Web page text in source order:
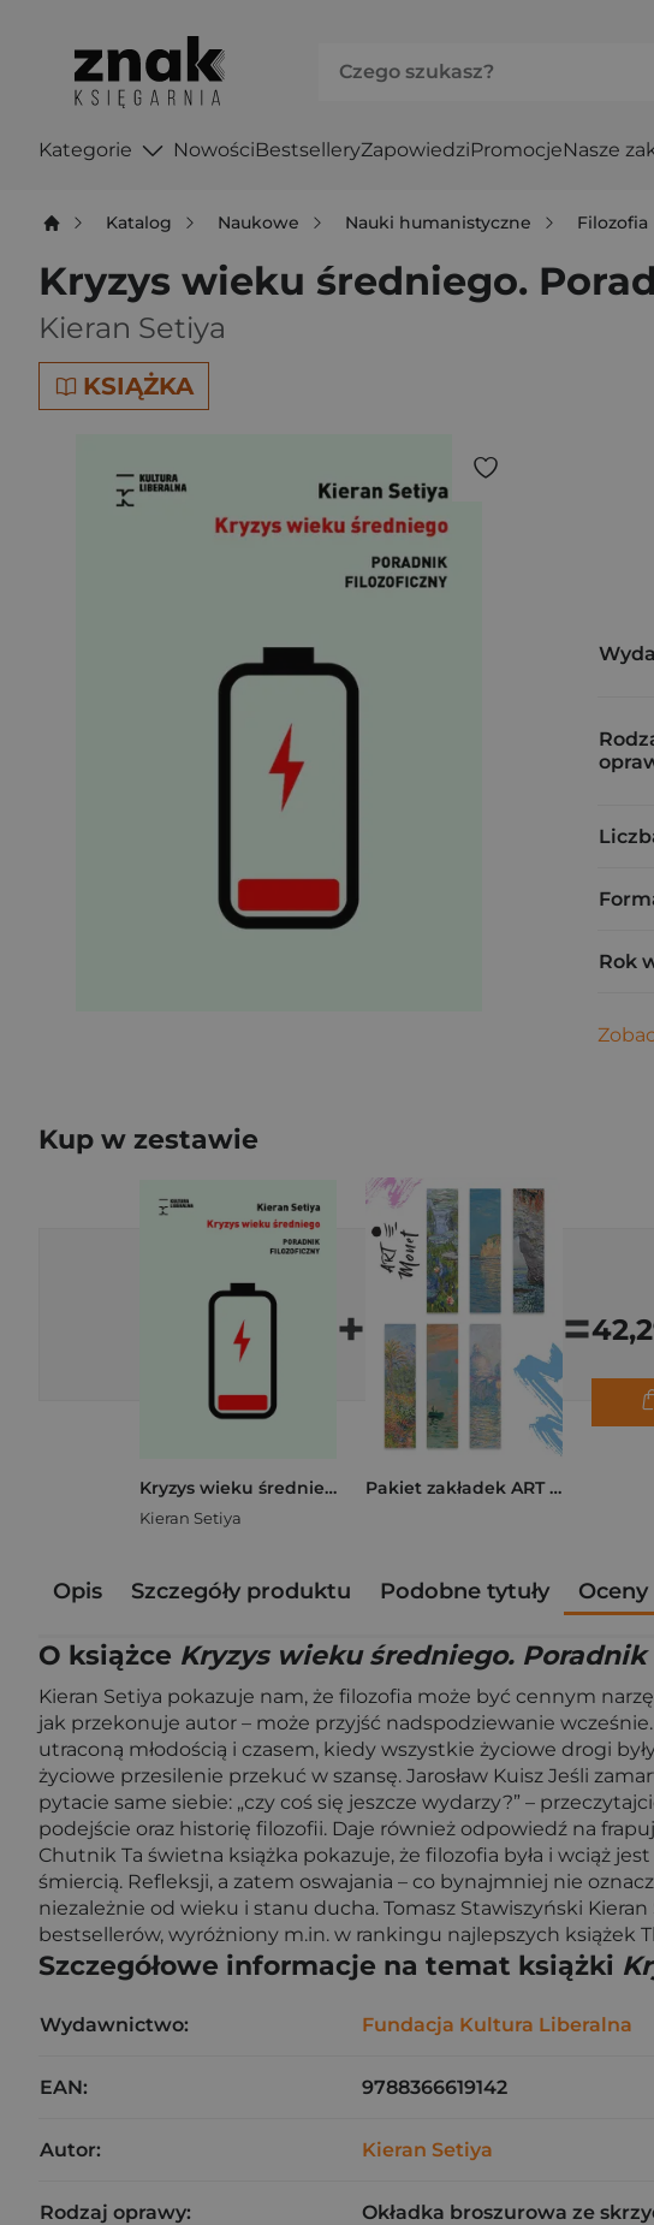
Kategorie NowościBestselleryZapowiedziPromocjeNasze
Katalog Naukowe Nauki humanistyczne Filozofia
Kryzys wieku średniego.
Kieran Setiya
KSIĄŻKA
Rok
Kup w zestawie
Kryzys wieku średniego. Poradnik filozoficzny
Kieran Setiya
+
Pakiet zakładek ART Monet
=
Opis Szczegóły produktu Podobne tytuły
O książce Kryzys wieku średniego.
Kieran Setiya pokazuje nam, że filozofia może być cennym
jak przekonuje autor – może przyjść nadspodziewanie
utraconą młodością i czasem, kiedy wszystkie życiowe drogi
życiowe przesilenie przekuć w szansę. Jarosław Kuisz Jeśli
pytacie same siebie: „czy coś się jeszcze wydarzy?” –
podejście oraz historię filozofii. Daje również odpowiedź na
Chutnik Ta świetna książka pokazuje, że filozofia była i wciąż
śmiercią. Refleksji, a zatem oswajania – co bynajmniej nie
niezależnie od wieku i stanu ducha. Tomasz Stawiszyński
bestsellerów, wyróżniony m.in. w rankingu najlepszych książek
Szczegółowe informacje na temat książki
Wydawnictwo: Fundacja Kultura Liberalna
EAN: 9788366619142
Autor: Kieran Setiya
Rodzaj oprawy: Okładka broszurowa ze